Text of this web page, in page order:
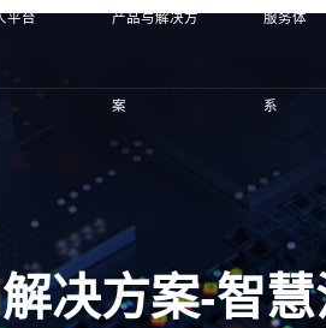
平台 产品与解决方
案
服务体
系
决方案-智